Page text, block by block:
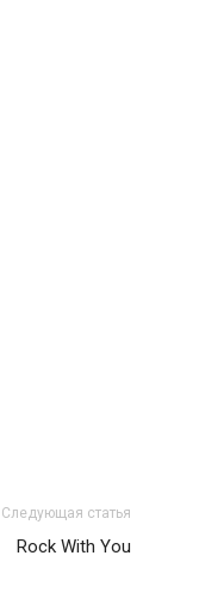
Следующая статья
Rock With You